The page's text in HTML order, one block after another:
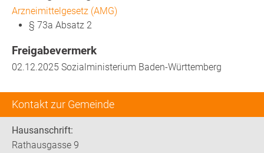
Kontakt zur Gemeinde
Hausanschrift:
Rathausgasse 9
Arzneimittelgesetz (AMG)
§ 73a Absatz 2
Freigabevermerk
02.12.2025 Sozialministerium Baden-Württemberg